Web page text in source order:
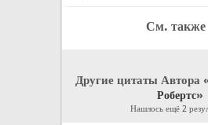
См. также
Другие цитаты Автора
Робертс»
Нашлось ещё 2